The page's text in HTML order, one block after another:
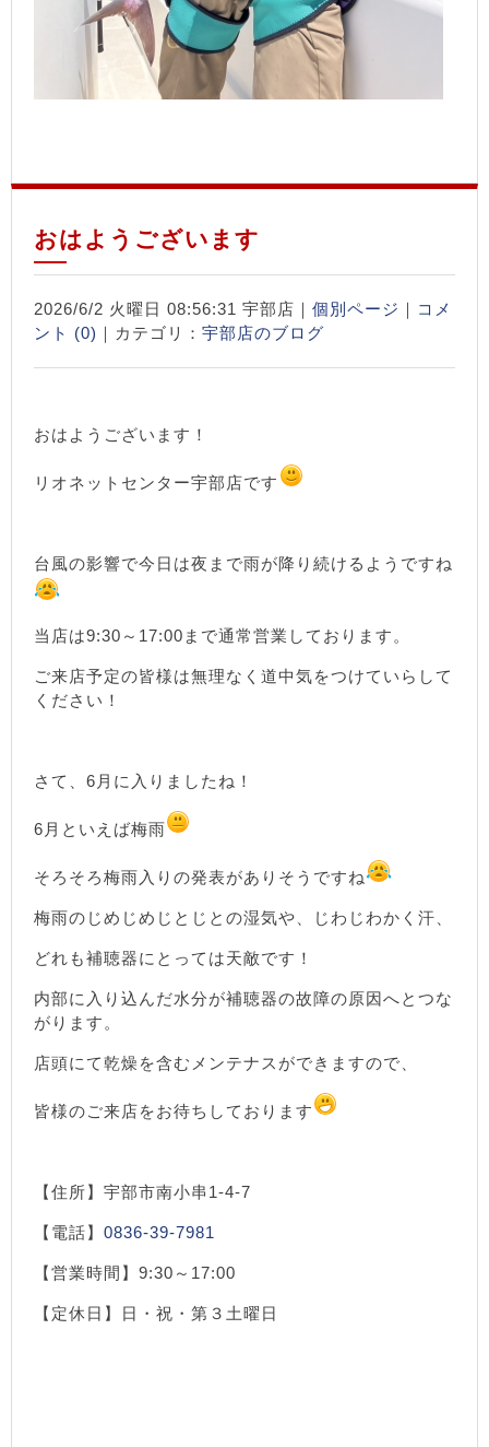
おはようございます
2026/6/2 火曜日 08:56:31 宇部店｜ 個別ページ ｜ コメ
ント (0) ｜カテゴリ： 宇部店のブログ
おはようございます！
リオネットセンター宇部店です
台風の影響で今日は夜まで雨が降り続けるようですね
当店は9:30～17:00まで通常営業しております。
ご来店予定の皆様は無理なく道中気をつけていらして
ください！
さて、6月に入りましたね！
6月といえば梅雨
そろそろ梅雨入りの発表がありそうですね
梅雨のじめじめじとじとの湿気や、じわじわかく汗、
どれも補聴器にとっては天敵です！
内部に入り込んだ水分が補聴器の故障の原因へとつな
がります。
店頭にて乾燥を含むメンテナスができますので、
皆様のご来店をお待ちしております
【住所】宇部市南小串1-4-7
【電話】 0836-39-7981
【営業時間】9:30～17:00
【定休日】日・祝・第３土曜日